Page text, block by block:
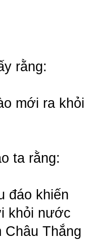
rằng:
mới ra khỏi
ta rằng:
đáo khiến
khỏi nước
Thắng